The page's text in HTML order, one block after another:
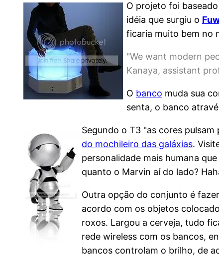
O projeto foi
idéia que surgiu o
ficaria muito bem no
"We want modern
Kanaya, assistant
O banco muda sua
senta, o banco
Segundo o T3 "as cores
do mochileiro das galáxias.
personalidade mais humana
quanto o Marvin aí do lado?
Outra opção do conjunto é
acordo com os objetos
roxos. Largou a cerveja, tudo
rede wireless com os bancos,
bancos controlam o brilho, de